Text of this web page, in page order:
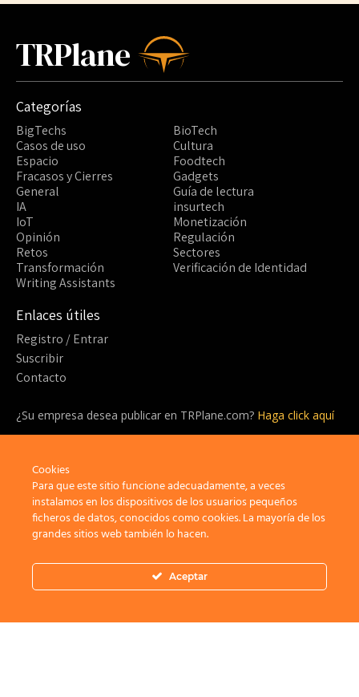
TRPlane
Categorías
BigTechs
BioTech
Casos de uso
Cultura
Espacio
Foodtech
Fracasos y Cierres
Gadgets
General
Guía de lectura
IA
insurtech
IoT
Monetización
Opinión
Regulación
Retos
Sectores
Transformación
Verificación de Identidad
Writing Assistants
Enlaces útiles
Registro / Entrar
Suscribir
Contacto
¿Su empresa desea publicar en TRPlane.com? Haga click aquí
¡Sea parte de la comunidad detrás de TRPlane y disfrute de un
sinfín de beneficios!
Suscribir
Privacidad Aviso Legal Política de cookies
Cookies
Para que este sitio funcione adecuadamente, a veces
instalamos en los dispositivos de los usuarios pequeños
ficheros de datos, conocidos como cookies. La mayoría de los
grandes sitios web también lo hacen.
Aceptar